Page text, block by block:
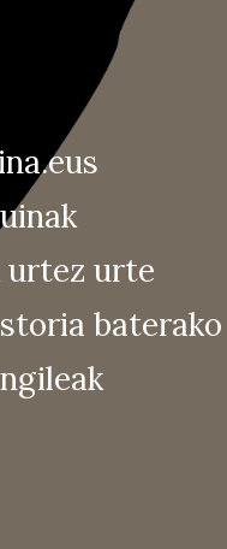
urtez urte
baterako